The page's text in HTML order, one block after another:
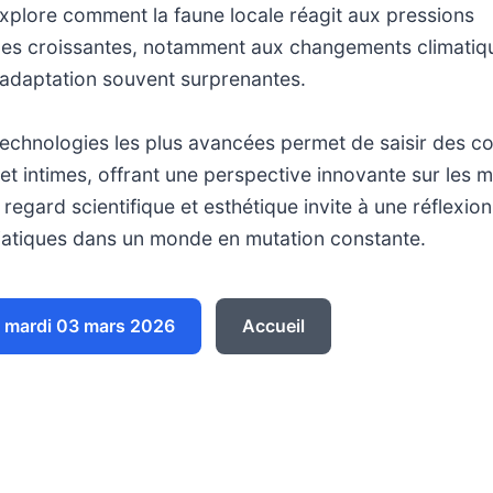
comment la faune locale réagit aux pressions
croissantes, notamment aux changements
souvent surprenantes.
les plus avancées permet de saisir des
intimes, offrant une perspective innovante sur les
regard scientifique et esthétique invite à une réflexion
dans un monde en mutation constante.
mardi 03 mars 2026 Accueil